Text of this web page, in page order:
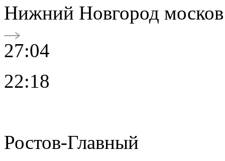
Нижний Новгород москов
27:04
22:18
Ростов-Главный